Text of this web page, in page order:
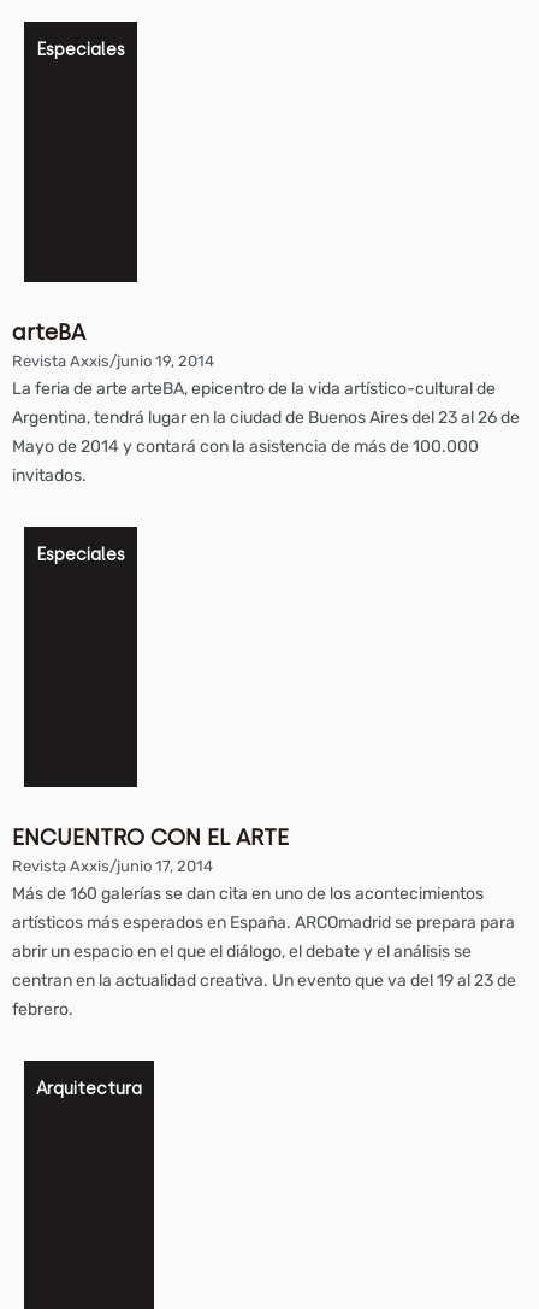
Especiales
arteBA
Revista Axxis/junio 19, 2014
La feria de arte arteBA, epicentro de la vida artístico-cultural de
Argentina, tendrá lugar en la ciudad de Buenos Aires del 23 al 26 de
Mayo de 2014 y contará con la asistencia de más de 100.000
invitados.
Especiales
ENCUENTRO CON EL ARTE
Revista Axxis/junio 17, 2014
Más de 160 galerías se dan cita en uno de los acontecimientos
artísticos más esperados en España. ARCOmadrid se prepara para
abrir un espacio en el que el diálogo, el debate y el análisis se
centran en la actualidad creativa. Un evento que va del 19 al 23 de
febrero.
Arquitectura